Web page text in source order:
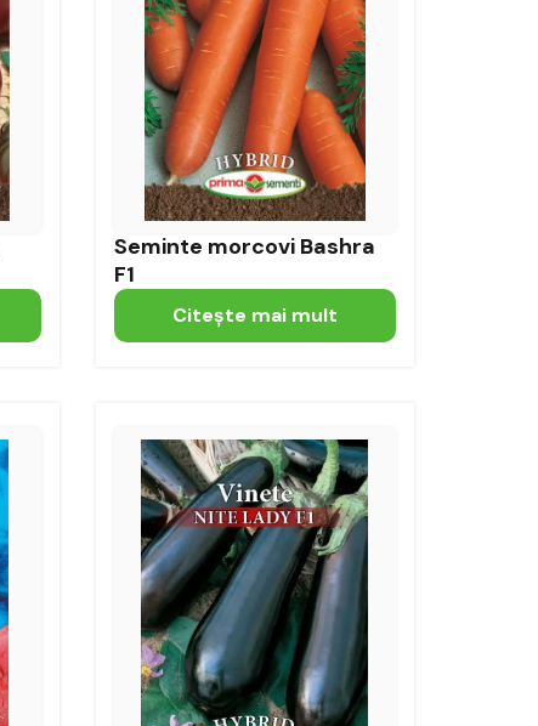
Seminte morcovi Bashra
F1
Citeşte mai mult